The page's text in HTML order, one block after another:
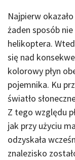
Najpierw
żaden sposób
helikoptera.
się nad
kolorowy płyn
pojemnika. Ku
światło
Z tego względu
jak przy użyciu
odzyskała
znalezisko